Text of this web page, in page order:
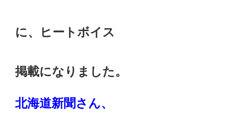
に、ヒートボイス
掲載になりました。
北海道新聞さん、